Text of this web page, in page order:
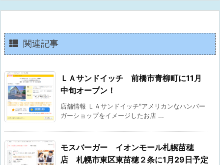
関連記事
ＬＡサンドイッチ 前橋市青柳町に11月
中旬オープン！
店舗情報 ＬＡサンドイッチ"アメリカンなハンバー
ガーショップをイメージしたお店 ...
モスバーガー イオンモール札幌苗穂
店 札幌市東区東苗穂２条に1月29日予定